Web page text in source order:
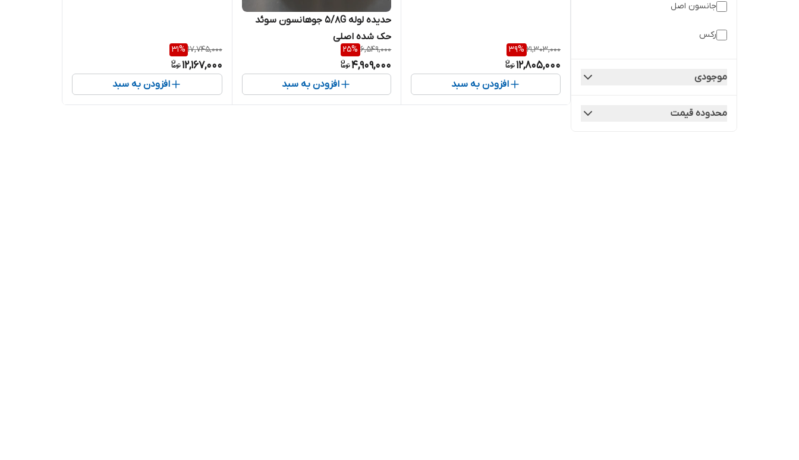
جانسون اصل
رکس
موجودی
محدوده قیمت
21,303,000
39%
12,805,000
افزودن به سبد
حدیده لوله ۵/۸G جوهانسون سوئد
حک شده اصلی
6,549,000
25%
4,909,000
افزودن به سبد
17,745,000
31%
12,167,000
افزودن به سبد